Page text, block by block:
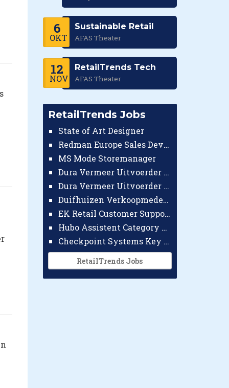
6
OKT
Sustainable Retail
AFAS Theater
12
NOV
RetailTrends Tech
AFAS Theater
RetailTrends Jobs
State of Art Designer
Redman Europe Sales Developer (Europe)
MS Mode Storemanager
Dura Vermeer Uitvoerder GWW Amsterdam
Dura Vermeer Uitvoerder Civiel Nijmegen
Duifhuizen Verkoopmedewerker Ridderkerk
EK Retail Customer Support Omnichannel
Hubo Assistent Category Manager
Checkpoint Systems Key Accountmanager Benelux
RetailTrends Jobs